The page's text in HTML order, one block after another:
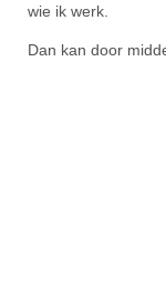
wie ik werk.
Dan kan door